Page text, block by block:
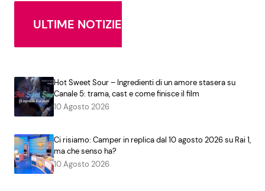
ULTIME NOTIZIE
Hot Sweet Sour – Ingredienti di un amore stasera su
Canale 5: trama, cast e come finisce il film
10 Agosto 2026
Ci risiamo: Camper in replica dal 10 agosto 2026 su Rai 1,
ma che senso ha?
10 Agosto 2026